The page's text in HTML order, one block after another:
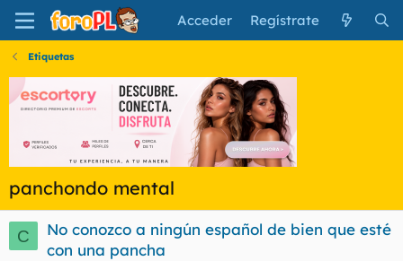
Acceder Regístrate
Etiquetas
panchondo mental
C
No conozco a ningún español de bien que esté
con una pancha